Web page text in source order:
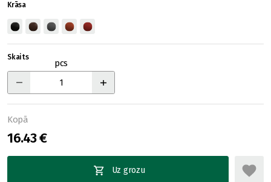
Krāsa
Skaits
pcs
Kopā
16.43 €
Uz grozu